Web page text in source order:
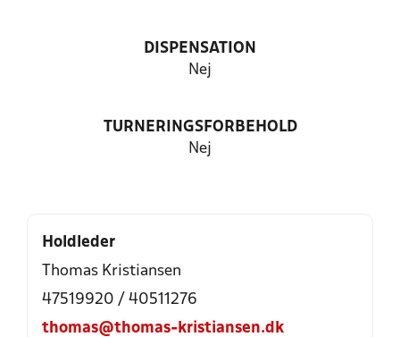
DISPENSATION
Nej
TURNERINGSFORBEHOLD
Nej
Holdleder
Thomas Kristiansen
47519920 / 40511276
thomas@thomas-kristiansen.dk